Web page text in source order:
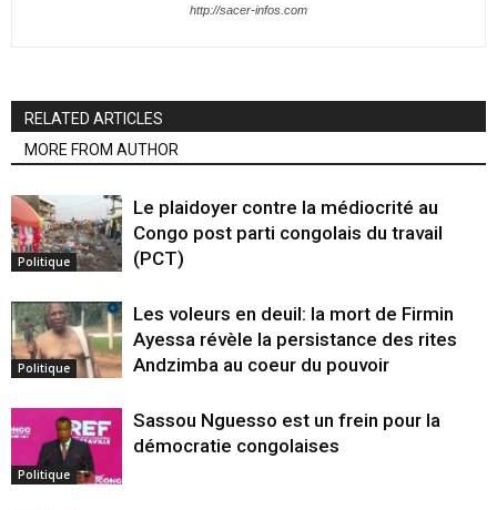
http://sacer-infos.com
RELATED ARTICLES
MORE FROM AUTHOR
Politique
Le plaidoyer contre la médiocrité au
Congo post parti congolais du travail
(PCT)
Politique
Les voleurs en deuil: la mort de Firmin
Ayessa révèle la persistance des rites
Andzimba au coeur du pouvoir
Politique
Sassou Nguesso est un frein pour la
démocratie congolaises